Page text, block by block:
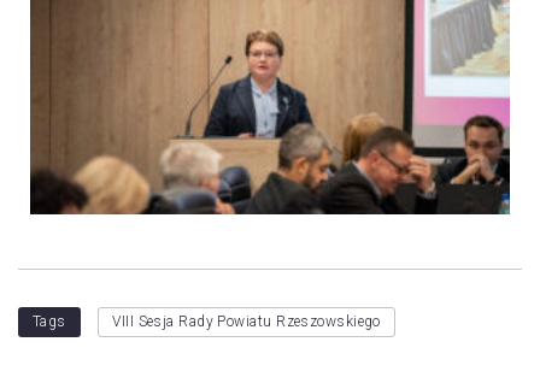
Tags VIII Sesja Rady Powiatu Rzeszowskiego